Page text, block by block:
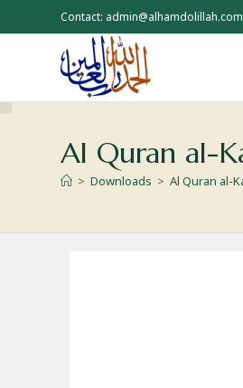
to
Contact: admin@alhamdolillah.com
> Downloads >